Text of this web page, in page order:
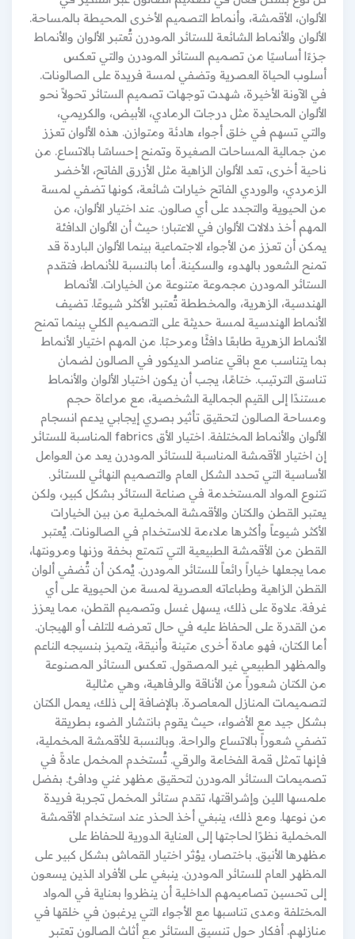
الألوان، الأقمشة، وأنماط التصميم الأخرى المحيطة بالمساحة.
الألوان والأنماط الشائعة للستائر المودرن تُعتبر الألوان والأنماط
جزءًا أساسيًا من تصميم الستائر المودرن والتي تعكس
أسلوب الحياة العصرية وتضفي لمسة فريدة على الصالونات.
في الآونة الأخيرة، شهدت توجهات تصميم الستائر تحولاً نحو
الألوان المحايدة مثل درجات الرمادي، الأبيض، والكريمي،
والتي تسهم في خلق أجواء هادئة ومتوازن. هذه الألوان تعزز
من جمالية المساحات الصغيرة وتمنح إحساسًا بالاتساع. من
ناحية أخرى، تعد الألوان الزاهية مثل الأزرق الفاتح، الأخضر
الزمردي، والوردي الفاتح خيارات شائعة، كونها تضفي لمسة
من الحيوية والتجدد على أي صالون. عند اختيار الألوان، من
المهم أخذ دلالات الألوان في الاعتبار؛ حيث أن الألوان الدافئة
يمكن أن تعزز من الأجواء الاجتماعية بينما الألوان الباردة قد
تمنح الشعور بالهدوء والسكينة. أما بالنسبة للأنماط، فتقدم
الستائر المودرن مجموعة متنوعة من الخيارات. الأنماط
الهندسية، الزهرية، والمخططة تُعتبر الأكثر شيوعًا. تضيف
الأنماط الهندسية لمسة حديثة على التصميم الكلي بينما تمنح
الأنماط الزهرية طابعًا دافئًا ومرحبًا. من المهم اختيار الأنماط
بما يتناسب مع باقي عناصر الديكور في الصالون لضمان
تناسق الترتيب. ختامًا، يجب أن يكون اختيار الألوان والأنماط
مستندًا إلى القيم الجمالية الشخصية، مع مراعاة حجم
ومساحة الصالون لتحقيق تأثير بصري إيجابي يدعم انسجام
الألوان والأنماط المختلفة. اختيار الأق fabrics المناسبة للستائر
إن اختيار الأقمشة المناسبة للستائر المودرن يعد من العوامل
الأساسية التي تحدد الشكل العام والتصميم النهائي للستائر.
تتنوع المواد المستخدمة في صناعة الستائر بشكل كبير، ولكن
يعتبر القطن والكتان والأقمشة المخملية من بين الخيارات
الأكثر شيوعاً وأكثرها ملاءمة للاستخدام في الصالونات. يُعتبر
القطن من الأقمشة الطبيعية التي تتمتع بخفة وزنها ومرونتها،
مما يجعلها خياراً رائعاً للستائر المودرن. يُمكن أن تُضفي ألوان
القطن الزاهية وطباعاته العصرية لمسة من الحيوية على أي
غرفة. علاوة على ذلك، يسهل غسل وتصميم القطن، مما يعزز
من القدرة على الحفاظ عليه في حال تعرضه للتلف أو الهيجان.
أما الكتان، فهو مادة أخرى متينة وأنيقة، يتميز بنسيجه الناعم
والمظهر الطبيعي غير المصقول. تعكس الستائر المصنوعة
من الكتان شعوراً من الأناقة والرفاهية، وهي مثالية
لتصميمات المنازل المعاصرة. بالإضافة إلى ذلك، يعمل الكتان
بشكل جيد مع الأضواء، حيث يقوم بانتشار الضوء بطريقة
تضفي شعوراً بالاتساع والراحة. وبالنسبة للأقمشة المخملية،
فإنها تمثل قمة الفخامة والرقي. تُستخدم المخمل عادةً في
تصميمات الستائر المودرن لتحقيق مظهر غني ودافئ. بفضل
ملمسها اللين وإشراقتها، تقدم ستائر المخمل تجربة فريدة
من نوعها. ومع ذلك، ينبغي أخذ الحذر عند استخدام الأقمشة
المخملية نظرًا لحاجتها إلى العناية الدورية للحفاظ على
مظهرها الأنيق. باختصار، يؤثر اختيار القماش بشكل كبير على
المظهر العام للستائر المودرن. ينبغي على الأفراد الذين يسعون
إلى تحسين تصاميمهم الداخلية أن ينظروا بعناية في المواد
المختلفة ومدى تناسبها مع الأجواء التي يرغبون في خلقها في
منازلهم. أفكار حول تنسيق الستائر مع أثاث الصالون تعتبر